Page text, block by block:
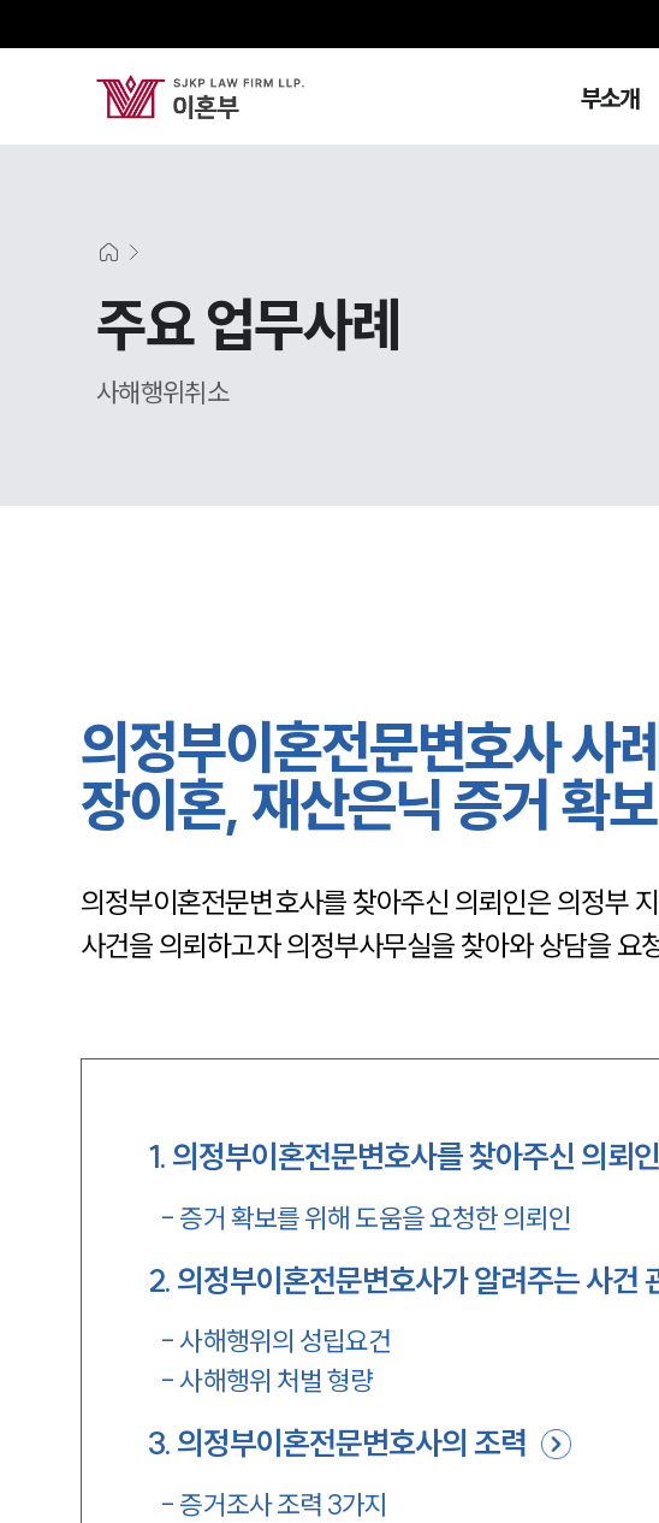
부소개
주요 업무사례
사해행위취소
의정부이혼전문변호사 사
장이혼, 재산은닉 증거 확보
의정부이혼전문변호사를 찾아주신 의뢰인은 의정부
사건을 의뢰하고자 의정부사무실을 찾아와 상담을 요
1. 의정부이혼전문변호사를 찾아주신 의뢰인
- 증거 확보를 위해 도움을 요청한 의뢰인
2. 의정부이혼전문변호사가 알려주는 사건
-사해행위의 성립요건
-사해행위 처벌 형량
3. 의정부이혼전문변호사의 조력
- 증거조사 조력 3가지